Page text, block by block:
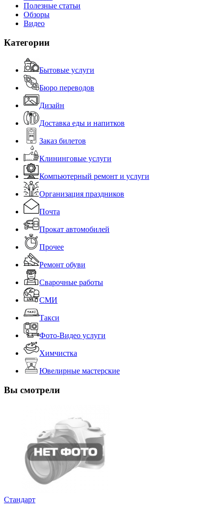
Полезные статьи
Обзоры
Видео
Категории
Бытовые услуги
Бюро переводов
Дизайн
Доставка еды и напитков
Заказ билетов
Клининговые услуги
Компьютерный ремонт и услуги
Организация праздников
Почта
Прокат автомобилей
Прочее
Ремонт обуви
Сварочные работы
СМИ
Такси
Фото-Видео услуги
Химчистка
Ювелирные мастерские
Вы смотрели
Стандарт